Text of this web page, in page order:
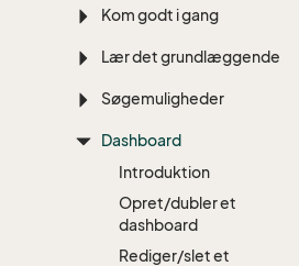
Kom godt i gang
Lær det grundlæggende
Søgemuligheder
Dashboard
Introduktion
Opret/dubler et
dashboard
Rediger/slet et